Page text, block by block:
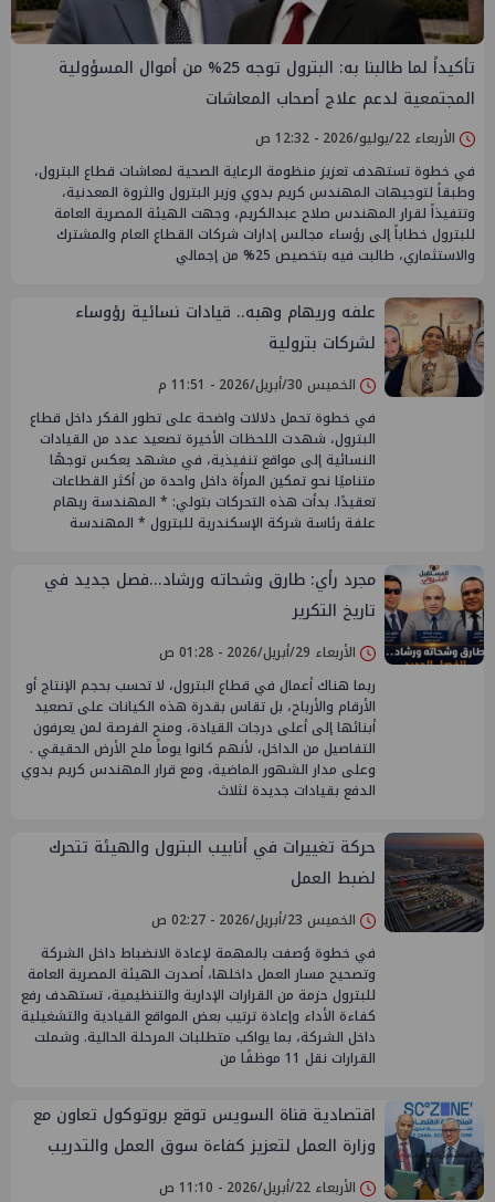
تأكيداً لما طالبنا به: البترول توجه 25% من أموال المسؤولية
المجتمعية لدعم علاج أصحاب المعاشات
الأربعاء 22/يوليو/2026 - 12:32 ص
في خطوة تستهدف تعزيز منظومة الرعاية الصحية لمعاشات قطاع البترول،
وطبقاً لتوجيهات المهندس كريم بدوي وزير البترول والثروة المعدنية،
وتتفيذاً لقرار المهندس صلاح عبدالكريم، وجهت الهيئة المصرية العامة
للبترول خطاباً إلى رؤساء مجالس إدارات شركات القطاع العام والمشترك
والاستثماري، طالبت فيه بتخصيص 25% من إجمالي
علفه وريهام وهبه.. قيادات نسائية رؤوساء
لشركات بترولية
الخميس 30/أبريل/2026 - 11:51 م
في خطوة تحمل دلالات واضحة على تطور الفكر داخل قطاع
البترول، شهدت اللحظات الأخيرة تصعيد عدد من القيادات
النسائية إلى مواقع تنفيذية، في مشهد يعكس توجهًا
متناميًا نحو تمكين المرأة داخل واحدة من أكثر القطاعات
تعقيدًا. بدأت هذه التحركات بتولي: * المهندسة ريهام
علفة رئاسة شركة الإسكندرية للبترول * المهندسة
مجرد رأي: طارق وشحاته ورشاد...فصل جديد في
تاريخ التكرير
الأربعاء 29/أبريل/2026 - 01:28 ص
ربما هناك أعمال في قطاع البترول، لا تحسب بحجم الإنتاج أو
الأرقام والأرباح، بل تقاس بقدرة هذه الكيانات على تصعيد
أبنائها إلى أعلى درجات القيادة، ومنح الفرصة لمن يعرفون
التفاصيل من الداخل، لأنهم كانوا يوماً ملح الأرض الحقيقي .
وعلى مدار الشهور الماضية، ومع قرار المهندس كريم بدوي
الدفع بقيادات جديدة لثلاث
حركة تغييرات في أنابيب البترول والهيئة تتحرك
لضبط العمل
الخميس 23/أبريل/2026 - 02:27 ص
في خطوة وُصفت بالمهمة لإعادة الانضباط داخل الشركة
وتصحيح مسار العمل داخلها، أصدرت الهيئة المصرية العامة
للبترول حزمة من القرارات الإدارية والتنظيمية، تستهدف رفع
كفاءة الأداء وإعادة ترتيب بعض المواقع القيادية والتشغيلية
داخل الشركة، بما يواكب متطلبات المرحلة الحالية. وشملت
القرارات نقل 11 موظفًا من
اقتصادية قناة السويس توقع بروتوكول تعاون مع
وزارة العمل لتعزيز كفاءة سوق العمل والتدريب
المهني
الأربعاء 22/أبريل/2026 - 11:10 ص